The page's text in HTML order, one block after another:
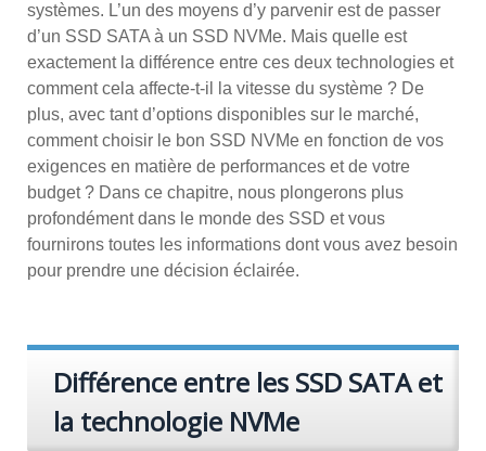
systèmes. L’un des moyens d’y parvenir est de passer
d’un SSD SATA à un SSD NVMe. Mais quelle est
exactement la différence entre ces deux technologies et
comment cela affecte-t-il la vitesse du système ? De
plus, avec tant d’options disponibles sur le marché,
comment choisir le bon SSD NVMe en fonction de vos
exigences en matière de performances et de votre
budget ? Dans ce chapitre, nous plongerons plus
profondément dans le monde des SSD et vous
fournirons toutes les informations dont vous avez besoin
pour prendre une décision éclairée.
Différence entre les SSD SATA et
la technologie NVMe